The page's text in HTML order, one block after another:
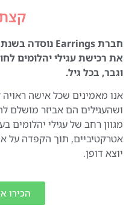
את רכישת עגילי יהלומים
וגבר, בכל גיל.
אנו מאמינים שכל אישה
ושהעגילים הם אביזר מושלם
מגוון רחב של עגילי יהלומים
אטרקטיביים, תוך הקפדה על
יוצא דופן.
הכירו